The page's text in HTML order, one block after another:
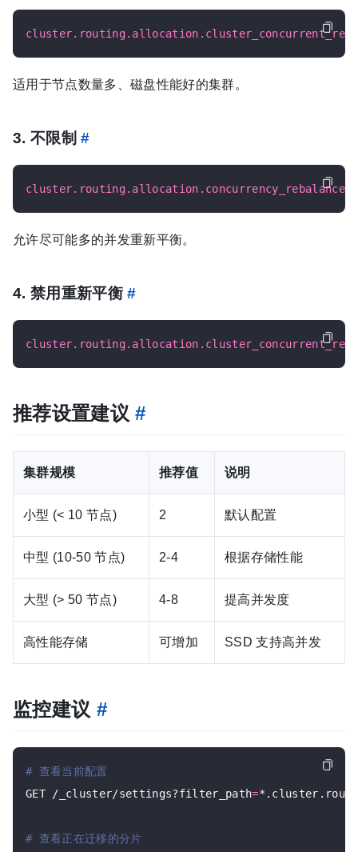
适用于节点数量多、磁盘性能好的集群。
3. 不限制#
cluster.routing.allocation.concurrency_rebalance:
允许尽可能多的并发重新平衡。
4. 禁用重新平衡#
推荐设置建议#
集群规模 推荐值 说明
小型 (< 10 节点) 2 默认配置
中型 (10-50 节点) 2-4 根据存储性能
大型 (> 50 节点) 4-8 提高并发度
高性能存储 可增加 SSD 支持高并发
监控建议 #
# 查看当前配置
GET /_cluster/settings?filter_path=
# 查看正在迁移的分片